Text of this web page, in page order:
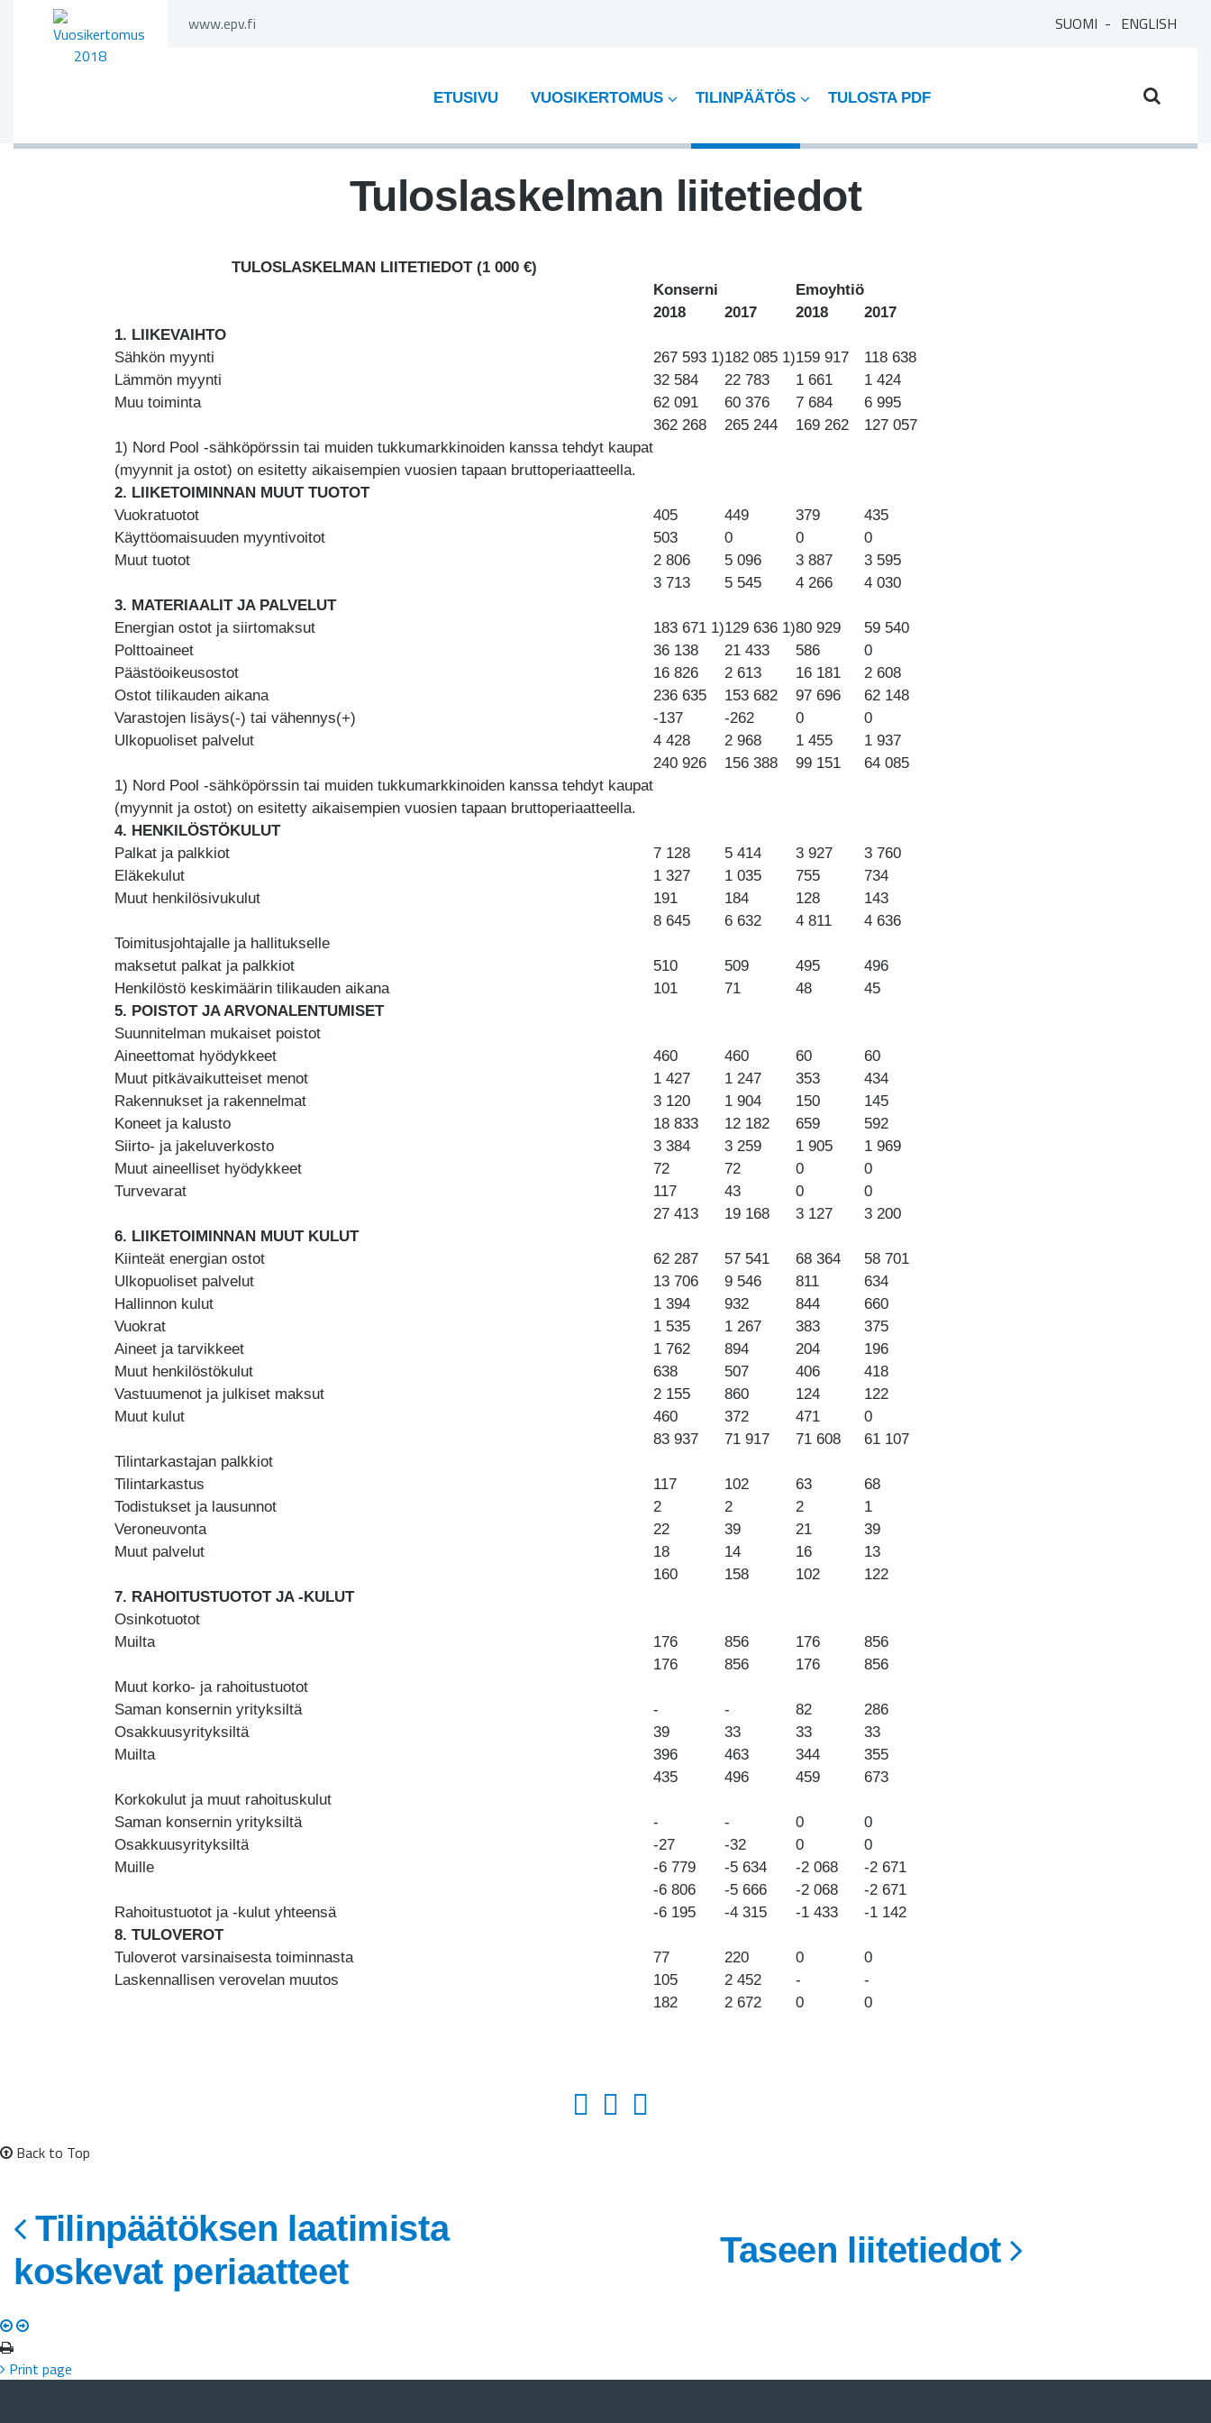
www.epv.fi SUOMI ENGLISH
ETUSIVU VUOSIKERTOMUS TILINPÄÄTÖS TULOSTA PDF
Tuloslaskelman liitetiedot
TULOSLASKELMAN LIITETIEDOT (1 000 €)
Konserni
Emoyhtiö
2018
2017 2018
2017
1. LIIKEVAIHTO
Sähkön myynti
267 593 1)182 085 1)159 917
118 638
Lämmön myynti
32 584 22 783 1 661
1 424
Muu toiminta
62 091 60 376 7 684
6 995
362 268
265 244 169 262
127 057
1) Nord Pool -sähköpörssin tai muiden tukkumarkkinoiden kanssa tehdyt kaupat
(myynnit ja ostot) on esitetty aikaisempien vuosien tapaan bruttoperiaatteella.
2. LIIKETOIMINNAN MUUT TUOTOT
Vuokratuotot
405 449 379
435
Käyttöomaisuuden myyntivoitot
503 0 0
0
Muut tuotot
2 806 5 096 3 887
3 595
3 713
5 545 4 266
4 030
3. MATERIAALIT JA PALVELUT
Energian ostot ja siirtomaksut
183 671 1)129 636 1)80 929
59 540
Polttoaineet
36 138 21 433 586
0
Päästöoikeusostot
16 826 2 613 16 181
2 608
Ostot tilikauden aikana
236 635 153 682 97 696
62 148
Varastojen lisäys(-) tai vähennys(+)
-137 -262 0
0
Ulkopuoliset palvelut
4 428 2 968 1 455
1 937
240 926
156 388 99 151
64 085
1) Nord Pool -sähköpörssin tai muiden tukkumarkkinoiden kanssa tehdyt kaupat
(myynnit ja ostot) on esitetty aikaisempien vuosien tapaan bruttoperiaatteella.
4. HENKILÖSTÖKULUT
Palkat ja palkkiot
7 128 5 414 3 927
3 760
Eläkekulut
1 327 1 035 755
734
Muut henkilösivukulut
191 184 128
143
8 645
6 632 4 811
4 636
Toimitusjohtajalle ja hallitukselle
maksetut palkat ja palkkiot
510 509 495
496
Henkilöstö keskimäärin tilikauden aikana
101 71 48
45
5. POISTOT JA ARVONALENTUMISET
Suunnitelman mukaiset poistot
Aineettomat hyödykkeet
460 460 60
60
Muut pitkävaikutteiset menot
1 427 1 247 353
434
Rakennukset ja rakennelmat
3 120 1 904 150
145
Koneet ja kalusto
18 833 12 182 659
592
Siirto- ja jakeluverkosto
3 384 3 259 1 905
1 969
Muut aineelliset hyödykkeet
72 72 0
0
Turvevarat
117 43 0
0
27 413
19 168 3 127
3 200
6. LIIKETOIMINNAN MUUT KULUT
Kiinteät energian ostot
62 287 57 541 68 364
58 701
Ulkopuoliset palvelut
13 706 9 546 811
634
Hallinnon kulut
1 394 932 844
660
Vuokrat
1 535 1 267 383
375
Aineet ja tarvikkeet
1 762 894 204
196
Muut henkilöstökulut
638 507 406
418
Vastuumenot ja julkiset maksut
2 155 860 124
122
Muut kulut
460 372 471
0
83 937
71 917 71 608
61 107
Tilintarkastajan palkkiot
Tilintarkastus
117 102 63
68
Todistukset ja lausunnot
2 2 2
1
Veroneuvonta
22 39 21
39
Muut palvelut
18 14 16
13
160
158 102
122
7. RAHOITUSTUOTOT JA -KULUT
Osinkotuotot
Muilta
176 856 176
856
176
856 176
856
Muut korko- ja rahoitustuotot
Saman konsernin yrityksiltä
- - 82
286
Osakkuusyrityksiltä
39 33 33
33
Muilta
396 463 344
355
435
496 459
673
Korkokulut ja muut rahoituskulut
Saman konsernin yrityksiltä
- - 0
0
Osakkuusyrityksiltä
-27 -32 0
0
Muille
-6 779 -5 634 -2 068
-2 671
-6 806
-5 666 -2 068
-2 671
Rahoitustuotot ja -kulut yhteensä
-6 195 -4 315 -1 433
-1 142
8. TULOVEROT
Tuloverot varsinaisesta toiminnasta
77 220 0
0
Laskennallisen verovelan muutos
105 2 452 -
-
182
2 672 0 0
Back to Top
Tilinpäätöksen laatimista
koskevat periaatteet
Taseen liitetiedot
Print page